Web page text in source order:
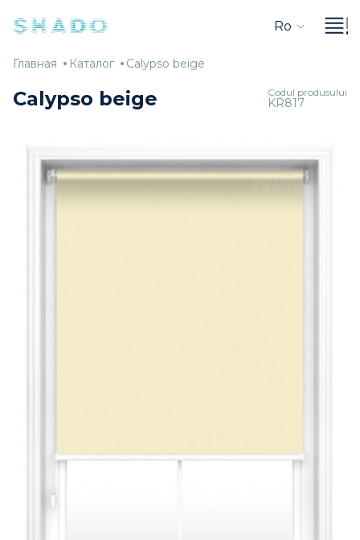
Ro
Главная Главная
КаталогКаталог
Calypso
Calypso beige
Calypso beige Codul produsului
KR817